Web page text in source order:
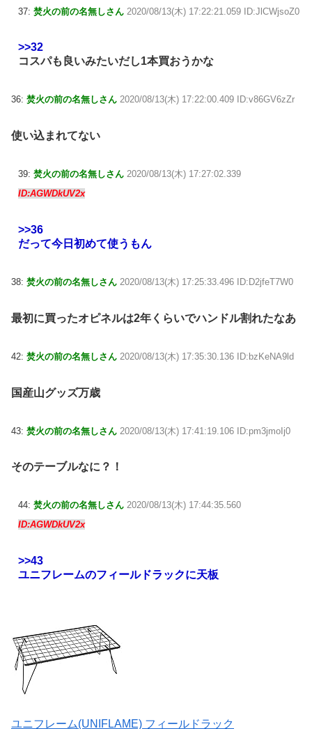
37: 焚火の前の名無しさん 2020/08/13(木) 17:22:21.059 ID:JlCWjsoZ0
>>32
コスパも良いみたいだし1本買おうかな
36: 焚火の前の名無しさん 2020/08/13(木) 17:22:00.409 ID:v86GV6zZr
使い込まれてない
39: 焚火の前の名無しさん 2020/08/13(木) 17:27:02.339
ID:AGWDkUV2x
>>36
だって今日初めて使うもん
38: 焚火の前の名無しさん 2020/08/13(木) 17:25:33.496 ID:D2jfeT7W0
最初に買ったオピネルは2年くらいでハンドル割れたなあ
42: 焚火の前の名無しさん 2020/08/13(木) 17:35:30.136 ID:bzKeNA9ld
国産山グッズ万歳
43: 焚火の前の名無しさん 2020/08/13(木) 17:41:19.106 ID:pm3jmoIj0
そのテーブルなに？！
44: 焚火の前の名無しさん 2020/08/13(木) 17:44:35.560
ID:AGWDkUV2x
>>43
ユニフレームのフィールドラックに天板
ユニフレーム(UNIFLAME) フィールドラック